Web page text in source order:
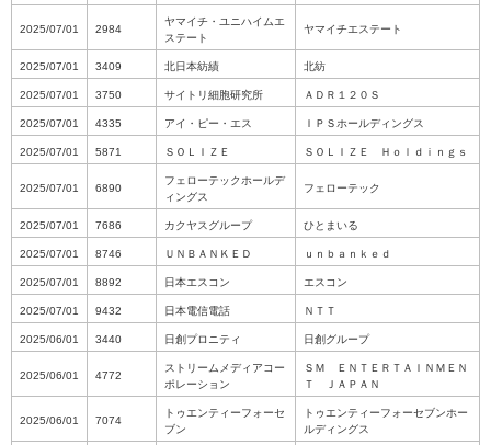
2025/07/01 2984
ヤマイチ・ユニハイムエ
ステート
ヤマイチエステート
2025/07/01 3409 北日本紡績 北紡
2025/07/01 3750 サイトリ細胞研究所 ＡＤＲ１２０Ｓ
2025/07/01 4335 アイ・ピー・エス ＩＰＳホールディングス
2025/07/01 5871 ＳＯＬＩＺＥ ＳＯＬＩＺＥ Ｈｏｌｄｉｎｇｓ
2025/07/01 6890
フェローテックホールデ
ィングス
フェローテック
2025/07/01 7686 カクヤスグループ ひとまいる
2025/07/01 8746 ＵＮＢＡＮＫＥＤ ｕｎｂａｎｋｅｄ
2025/07/01 8892 日本エスコン エスコン
2025/07/01 9432 日本電信電話 ＮＴＴ
2025/06/01 3440 日創プロニティ 日創グループ
2025/06/01 4772
ストリームメディアコー
ポレーション
ＳＭ ＥＮＴＥＲＴＡＩＮＭＥＮ
Ｔ ＪＡＰＡＮ
2025/06/01 7074
トゥエンティーフォーセ
ブン
トゥエンティーフォーセブンホー
ルディングス